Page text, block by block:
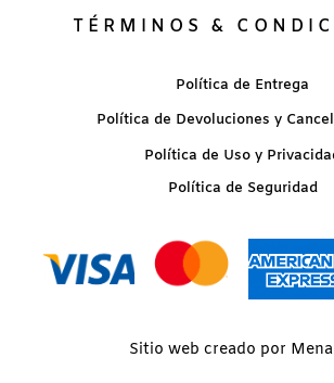
TÉRMINOS &
Política de Entrega
Política de Devoluciones y
Política de Uso y
Política de Seguridad
Sitio web creado por